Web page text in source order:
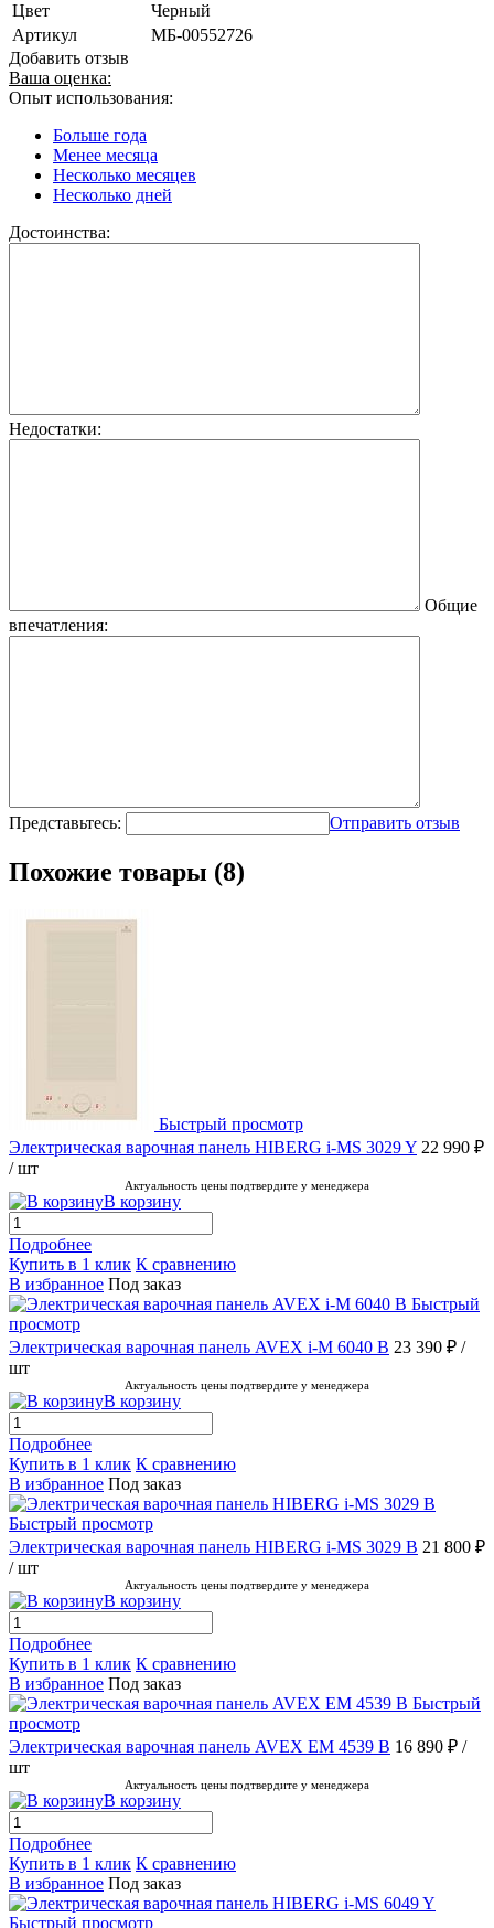
Цвет
Черный
Артикул
МБ-00552726
Добавить отзыв
Ваша оценка:
Опыт использования:
Больше года
Менее месяца
Несколько месяцев
Несколько дней
Достоинства:
Недостатки:
Общие
впечатления:
Представьтесь: Отправить отзыв
Похожие товары (8)
Быстрый просмотр
Электрическая варочная панель HIBERG i-MS 3029 Y 22 990 ₽
/ шт
Актуальность цены подтвердите у менеджера
В корзину
Подробнее
Купить в 1 клик К сравнению
В избранное Под заказ
Быстрый
просмотр
Электрическая варочная панель AVEX i-M 6040 B 23 390 ₽ /
шт
Актуальность цены подтвердите у менеджера
В корзину
Подробнее
Купить в 1 клик К сравнению
В избранное Под заказ
Быстрый просмотр
Электрическая варочная панель HIBERG i-MS 3029 B 21 800 ₽
/ шт
Актуальность цены подтвердите у менеджера
В корзину
Подробнее
Купить в 1 клик К сравнению
В избранное Под заказ
Быстрый
просмотр
Электрическая варочная панель AVEX EM 4539 B 16 890 ₽ /
шт
Актуальность цены подтвердите у менеджера
В корзину
Подробнее
Купить в 1 клик К сравнению
В избранное Под заказ
Быстрый просмотр